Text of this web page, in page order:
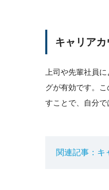
キャリア
上司や先輩社員
グが有効です。
すことで、自分
関連記事：キ